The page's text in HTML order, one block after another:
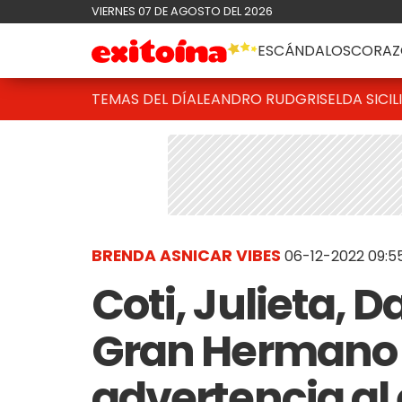
VIERNES 07 DE AGOSTO DEL 2026
ESCÁNDALOS
TEMAS DEL DÍALEANDRO RUDGRISELDA
BRENDA ASNICAR VIBES 06-12-2022
Coti, Julieta,
Gran